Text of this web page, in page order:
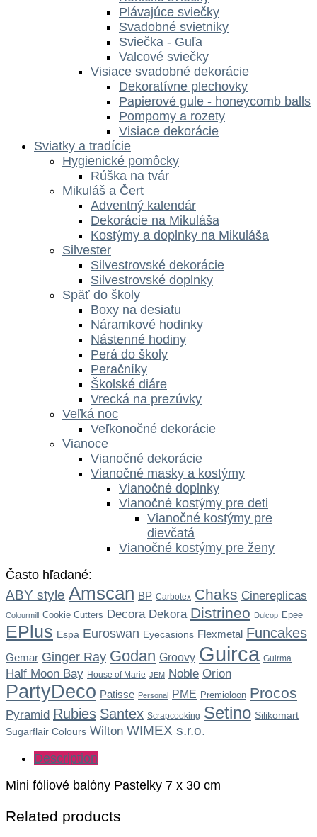
Plávajúce sviečky
Svadobné svietniky
Sviečka - Guľa
Valcové sviečky
Visiace svadobné dekorácie
Dekoratívne plechovky
Papierové gule - honeycomb balls
Pompomy a rozety
Visiace dekorácie
Sviatky a tradície
Hygienické pomôcky
Rúška na tvár
Mikuláš a Čert
Adventný kalendár
Dekorácie na Mikuláša
Kostýmy a doplnky na Mikuláša
Silvester
Silvestrovské dekorácie
Silvestrovské doplnky
Späť do školy
Boxy na desiatu
Náramkové hodinky
Nástenné hodiny
Perá do školy
Peračníky
Školské diáre
Vrecká na prezúvky
Veľká noc
Veľkonočné dekorácie
Vianoce
Vianočné dekorácie
Vianočné masky a kostýmy
Vianočné doplnky
Vianočné kostýmy pre deti
Vianočné kostýmy pre
dievčatá
Vianočné kostýmy pre ženy
Často hľadané:
ABY style Amscan BP Carbotex Chaks Cinereplicas
Colourmill Cookie Cutters Decora Dekora Distrineo Dulcop Epee
EPlus Espa Euroswan Eyecasions Flexmetal Funcakes
Gemar Ginger Ray Godan Groovy Guirca Guirma
Half Moon Bay House of Marie JEM Noble Orion
PartyDeco Patisse Personal PME Premioloon Procos
Pyramid Rubies Santex Scrapcooking Setino Silikomart
Sugarflair Colours Wilton WIMEX s.r.o.
Description
Mini fóliové balóny Pastelky 7 x 30 cm
Related products